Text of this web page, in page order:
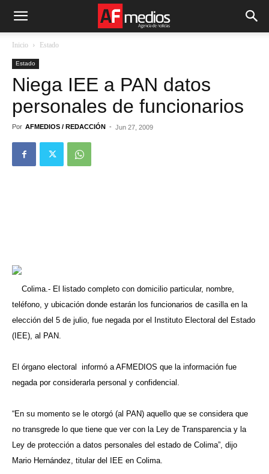
Inicio Estado
Estado
Niega IEE a PAN datos
personales de funcionarios
Por AFMEDIOS / REDACCIÓN - Jun 27, 2009
Colima.- El listado completo con domicilio particular, nombre,
teléfono, y ubicación donde estarán los funcionarios de casilla en la
elección del 5 de julio, fue negada por el Instituto Electoral del Estado
(IEE), al PAN.
El órgano electoral informó a AFMEDIOS que la información fue
negada por considerarla personal y confidencial.
“En su momento se le otorgó (al PAN) aquello que se considera que
no transgrede lo que tiene que ver con la Ley de Transparencia y la
Ley de protección a datos personales del estado de Colima”, dijo
Mario Hernández, titular del IEE en Colima.